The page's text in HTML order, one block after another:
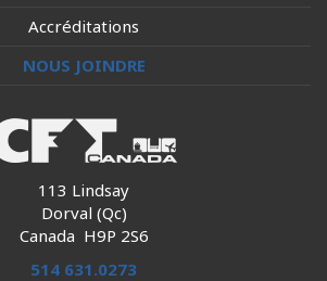
Accréditations
NOUS JOINDRE
113 Lindsay
Dorval (Qc)
Canada H9P 2S6
514 631.0273